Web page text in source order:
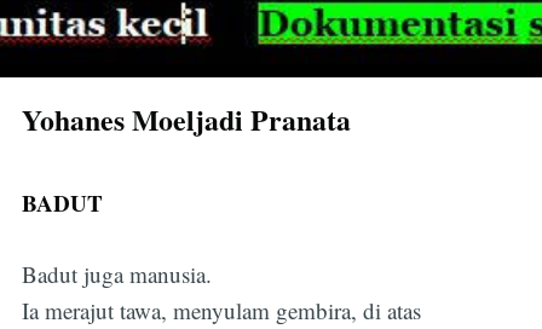
Yohanes Moeljadi Pranata
BADUT
Badut juga manusia.
Ia merajut tawa, menyulam gembira, di atas